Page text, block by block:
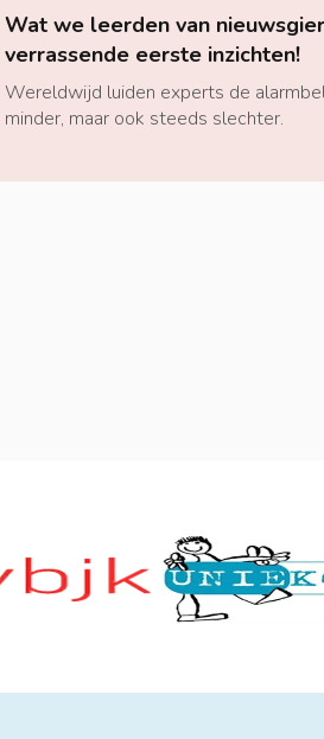
Wat we leerden van
verrassende eerste inzichten!
Wereldwijd luiden experts de
minder, maar ook steeds slechter.